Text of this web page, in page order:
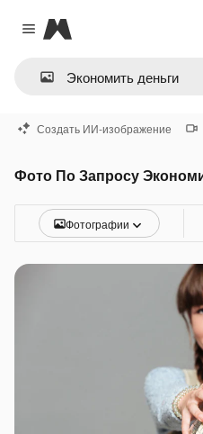
Close menu
Magnific
Создать ИИ-изображение
Фото По Запросу
Фотографии